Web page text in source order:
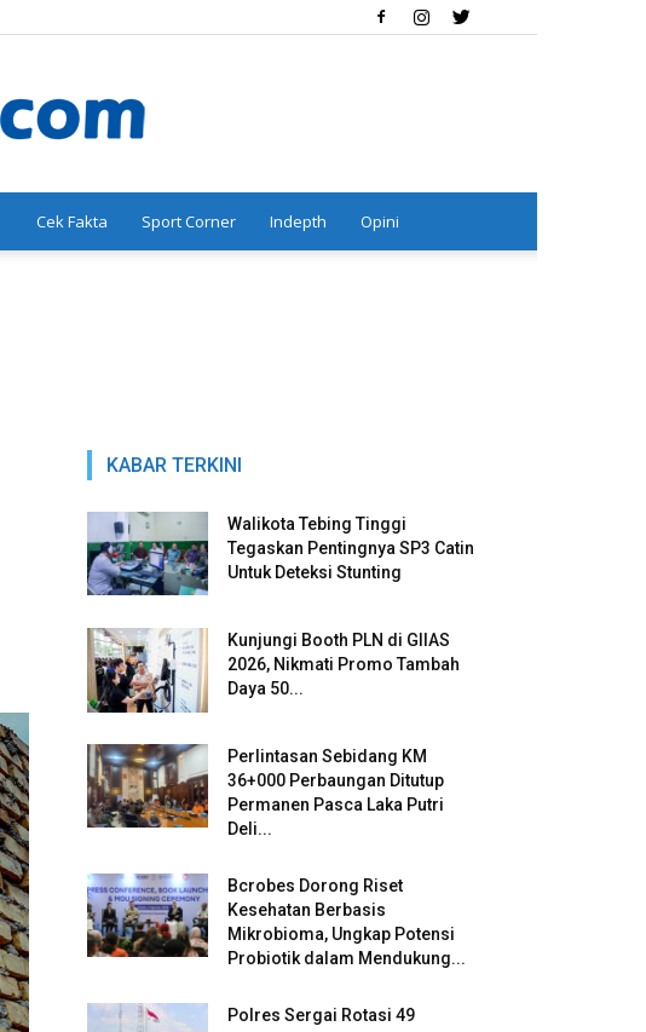
Cek Fakta Sport Corner Indepth Opini
KABAR TERKINI
Walikota Tebing Tinggi
Tegaskan Pentingnya SP3 Catin
Untuk Deteksi Stunting
Kunjungi Booth PLN di GIIAS
2026, Nikmati Promo Tambah
Daya 50...
Perlintasan Sebidang KM
36+000 Perbaungan Ditutup
Permanen Pasca Laka Putri
Deli...
Bcrobes Dorong Riset
Kesehatan Berbasis
Mikrobioma, Ungkap Potensi
Probiotik dalam Mendukung...
Polres Sergai Rotasi 49